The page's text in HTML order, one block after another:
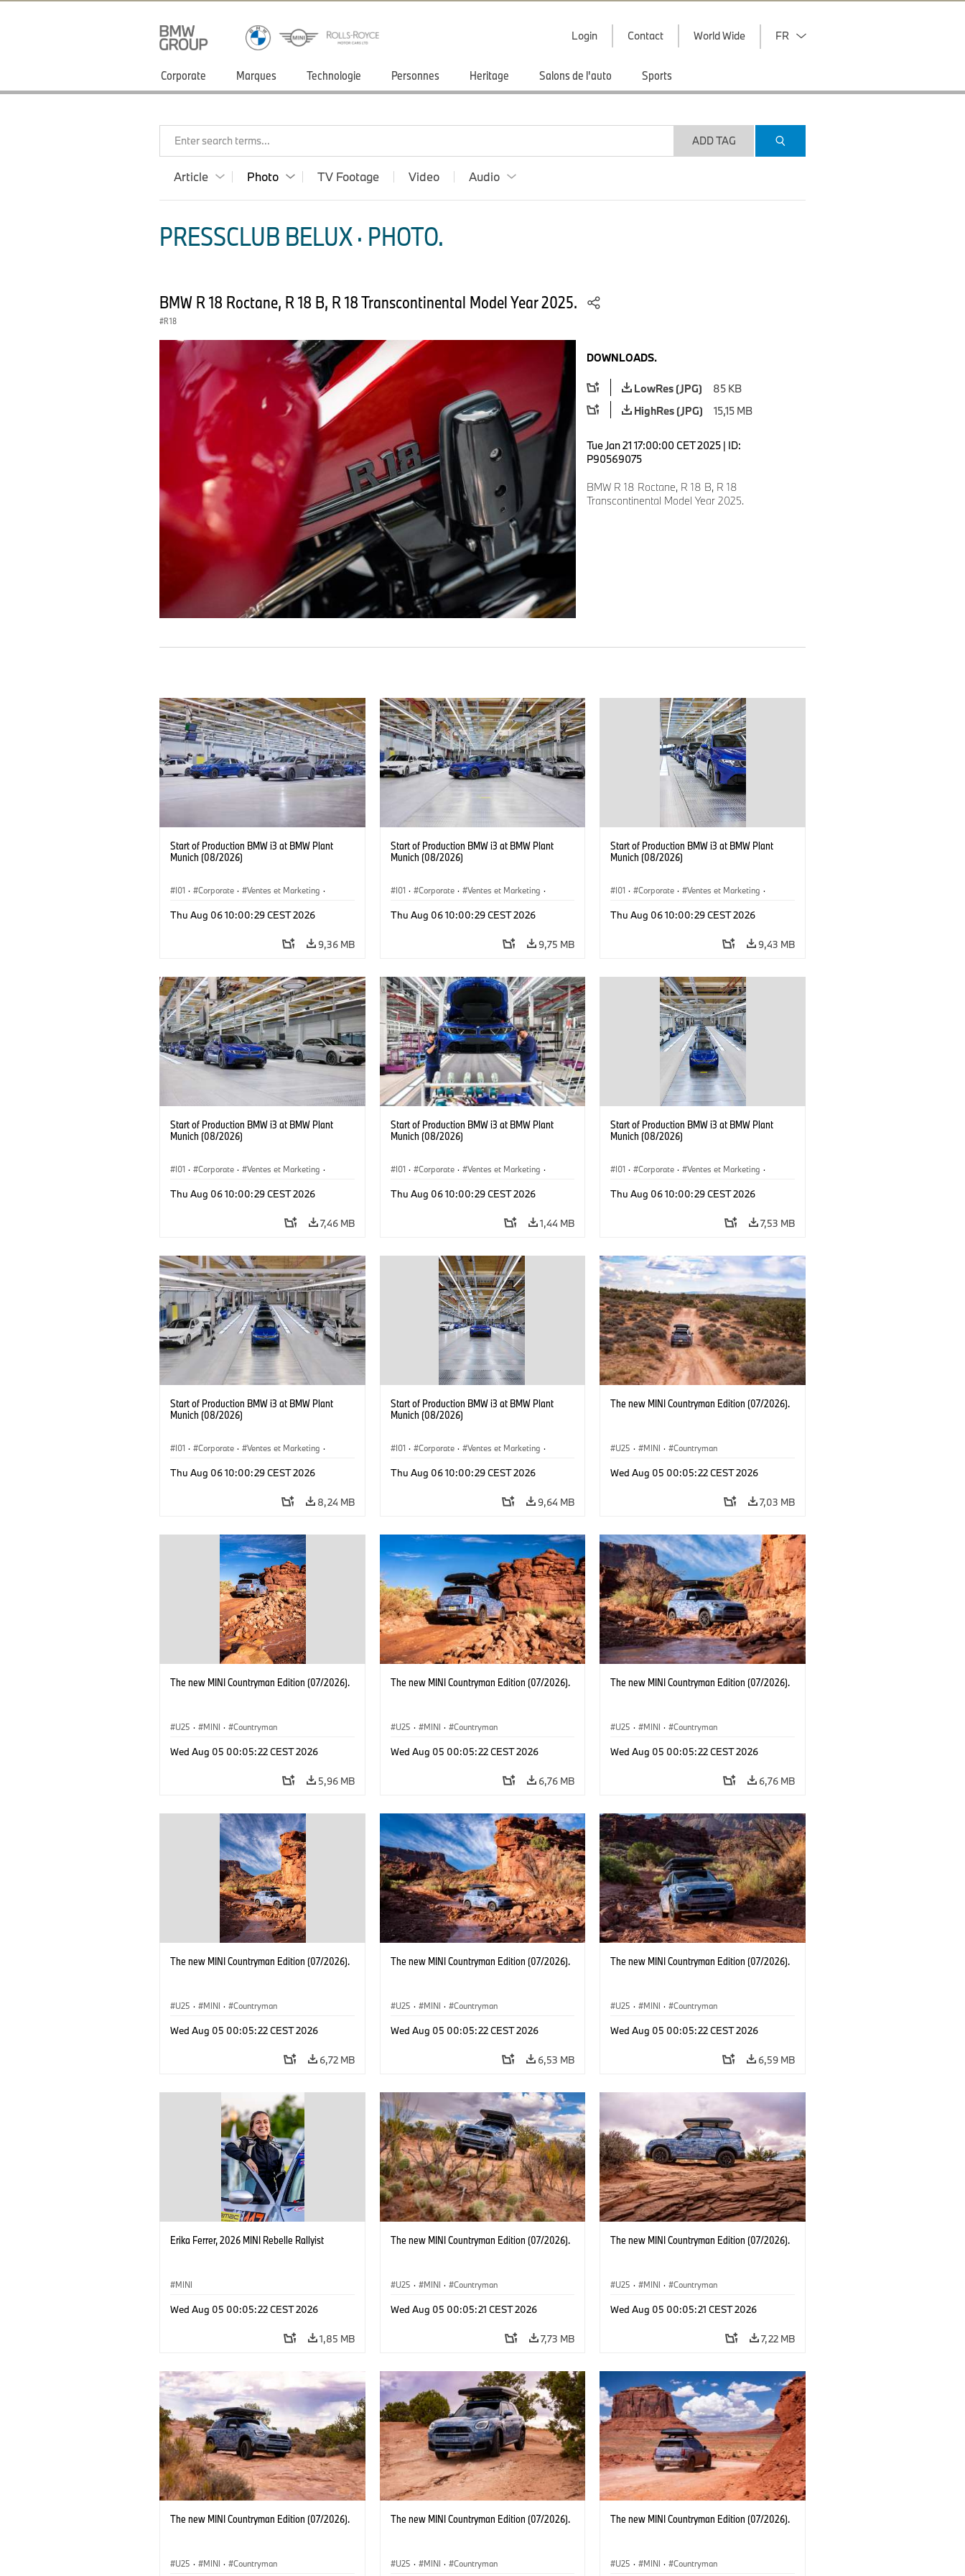
Login Contact World Wide FR
Corporate Marques Technologie Personnes Heritage Salons de l'auto Sports
Enter search terms... ADD TAG
Article Photo TV Footage Video Audio
PRESSCLUB BELUX · PHOTO.
BMW R 18 Roctane, R 18 B, R 18 Transcontinental Model Year 2025.
R 18
DOWNLOADS.
LowRes (JPG)
85 KB
HighRes (JPG)
15,15 MB
Tue Jan 21 17:00:00 CET 2025 | ID:
P90569075
BMW R 18 Roctane, R 18 B, R 18
Transcontinental Model Year 2025.
Start of Production BMW i3 at BMW Plant
Munich (08/2026)
I01 · Corporate · Ventes et Marketing ·
Thu Aug 06 10:00:29 CEST 2026
9,36 MB
Start of Production BMW i3 at BMW Plant
Munich (08/2026)
I01 · Corporate · Ventes et Marketing ·
Thu Aug 06 10:00:29 CEST 2026
9,75 MB
Start of Production BMW i3 at BMW Plant
Munich (08/2026)
I01 · Corporate · Ventes et Marketing ·
Thu Aug 06 10:00:29 CEST 2026
9,43 MB
Start of Production BMW i3 at BMW Plant
Munich (08/2026)
I01 · Corporate · Ventes et Marketing ·
Thu Aug 06 10:00:29 CEST 2026
7,46 MB
Start of Production BMW i3 at BMW Plant
Munich (08/2026)
I01 · Corporate · Ventes et Marketing ·
Thu Aug 06 10:00:29 CEST 2026
1,44 MB
Start of Production BMW i3 at BMW Plant
Munich (08/2026)
I01 · Corporate · Ventes et Marketing ·
Thu Aug 06 10:00:29 CEST 2026
7,53 MB
Start of Production BMW i3 at BMW Plant
Munich (08/2026)
I01 · Corporate · Ventes et Marketing ·
Thu Aug 06 10:00:29 CEST 2026
8,24 MB
Start of Production BMW i3 at BMW Plant
Munich (08/2026)
I01 · Corporate · Ventes et Marketing ·
Thu Aug 06 10:00:29 CEST 2026
9,64 MB
The new MINI Countryman Edition (07/2026).
U25 · MINI · Countryman
Wed Aug 05 00:05:22 CEST 2026
7,03 MB
The new MINI Countryman Edition (07/2026).
U25 · MINI · Countryman
Wed Aug 05 00:05:22 CEST 2026
5,96 MB
The new MINI Countryman Edition (07/2026).
U25 · MINI · Countryman
Wed Aug 05 00:05:22 CEST 2026
6,76 MB
The new MINI Countryman Edition (07/2026).
U25 · MINI · Countryman
Wed Aug 05 00:05:22 CEST 2026
6,76 MB
The new MINI Countryman Edition (07/2026).
U25 · MINI · Countryman
Wed Aug 05 00:05:22 CEST 2026
6,72 MB
The new MINI Countryman Edition (07/2026).
U25 · MINI · Countryman
Wed Aug 05 00:05:22 CEST 2026
6,53 MB
The new MINI Countryman Edition (07/2026).
U25 · MINI · Countryman
Wed Aug 05 00:05:22 CEST 2026
6,59 MB
Erika Ferrer, 2026 MINI Rebelle Rallyist
MINI
Wed Aug 05 00:05:22 CEST 2026
1,85 MB
The new MINI Countryman Edition (07/2026).
U25 · MINI · Countryman
Wed Aug 05 00:05:21 CEST 2026
7,73 MB
The new MINI Countryman Edition (07/2026).
U25 · MINI · Countryman
Wed Aug 05 00:05:21 CEST 2026
7,22 MB
The new MINI Countryman Edition (07/2026).
U25 · MINI · Countryman
The new MINI Countryman Edition (07/2026).
U25 · MINI · Countryman
The new MINI Countryman Edition (07/2026).
U25 · MINI · Countryman